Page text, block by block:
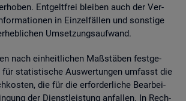
Ent­gelt­frei blei­ben auch der Ver­
in Ein­zel­fäl­len und sons­ti­ge
Um­set­zungs­auf­wand.
nach ein­heit­li­chen Maß­stä­ben fest­ge­
für sta­tis­ti­sche Aus­wer­tun­gen um­fasst die
die für die er­for­der­li­che Be­ar­bei­
der Dienst­leis­tung an­fal­len. In Rech­